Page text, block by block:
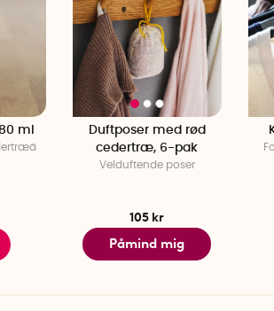
ml
Duftposer med rød
cedertræ, 6-pak
Velduftende poser
105 kr
Påmind mig